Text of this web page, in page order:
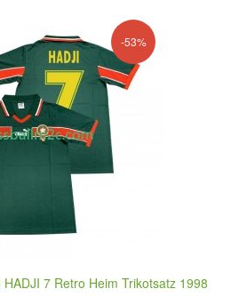
-53%
7 Retro Heim Trikotsatz 1998